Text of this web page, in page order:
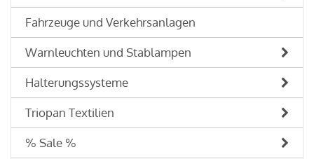
Fahrzeuge und Verkehrsanlagen
Warnleuchten und Stablampen
Halterungssysteme
Triopan Textilien
% Sale %